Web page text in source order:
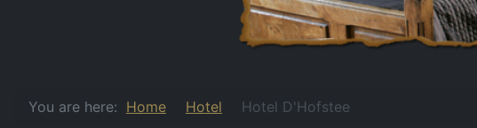
You are here: Home Hotel Hotel D'Hofstee